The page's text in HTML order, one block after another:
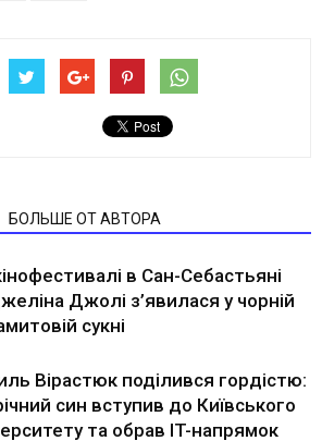
БОЛЬШЕ ОТ АВТОРА
в Сан-Себастьяні
Джолі з’явилася у чорній
сукні
Вірастюк поділився гордістю:
син вступив до Київського
та обрав IT-напрямок